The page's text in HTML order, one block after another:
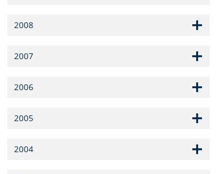
2008
2007
2006
2005
2004